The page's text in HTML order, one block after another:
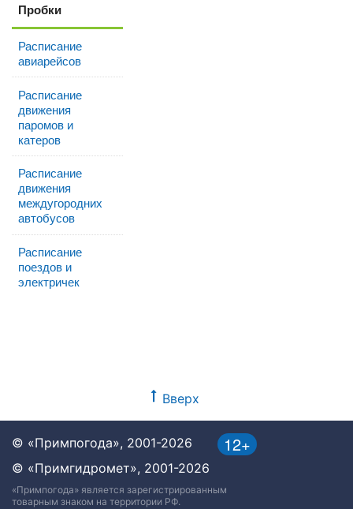
Пробки
Расписание
авиарейсов
Расписание
движения
паромов и
катеров
Расписание
движения
междугородних
автобусов
Расписание
поездов и
электричек
Вверх
12+
© «Примпогода», 2001-2026
© «Примгидромет», 2001-2026
«Примпогода» является зарегистрированным
товарным знаком на территории РФ.